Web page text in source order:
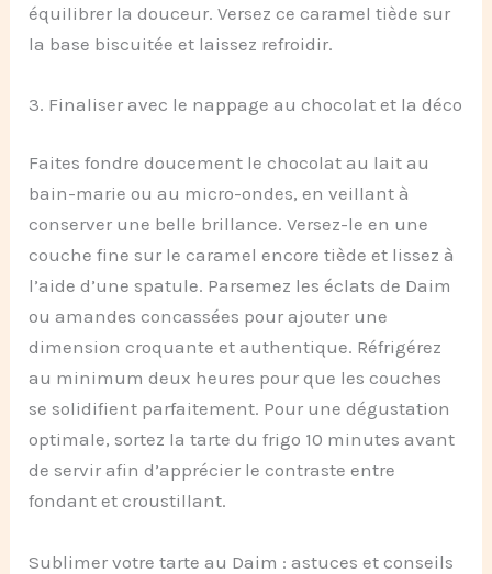
équilibrer la douceur. Versez ce caramel tiède sur
la base biscuitée et laissez refroidir.
3. Finaliser avec le nappage au chocolat et la déco
Faites fondre doucement le chocolat au lait au
bain-marie ou au micro-ondes, en veillant à
conserver une belle brillance. Versez-le en une
couche fine sur le caramel encore tiède et lissez à
l’aide d’une spatule. Parsemez les éclats de Daim
ou amandes concassées pour ajouter une
dimension croquante et authentique. Réfrigérez
au minimum deux heures pour que les couches
se solidifient parfaitement. Pour une dégustation
optimale, sortez la tarte du frigo 10 minutes avant
de servir afin d’apprécier le contraste entre
fondant et croustillant.
Sublimer votre tarte au Daim : astuces et conseils